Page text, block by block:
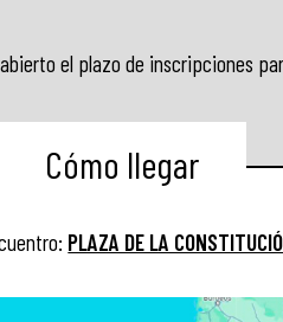
el plazo de inscripciones
Cómo llegar
PLAZA DE LA